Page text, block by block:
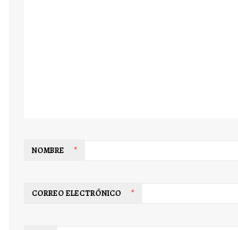
NOMBRE *
CORREO ELECTRÓNICO *